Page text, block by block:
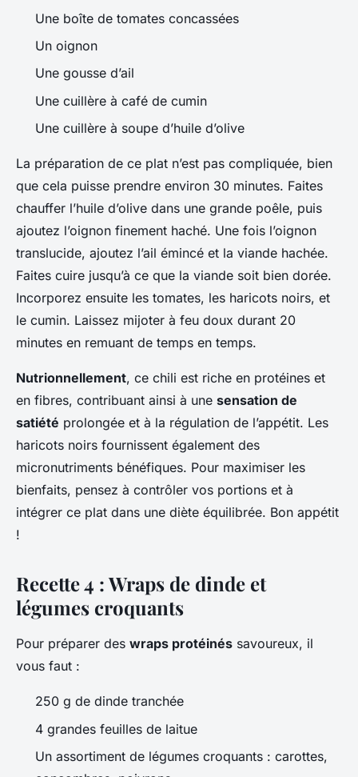
Une boîte de tomates concassées
Un oignon
Une gousse d’ail
Une cuillère à café de cumin
Une cuillère à soupe d’huile d’olive
La préparation de ce plat n’est pas compliquée, bien
que cela puisse prendre environ 30 minutes. Faites
chauffer l’huile d’olive dans une grande poêle, puis
ajoutez l’oignon finement haché. Une fois l’oignon
translucide, ajoutez l’ail émincé et la viande hachée.
Faites cuire jusqu’à ce que la viande soit bien dorée.
Incorporez ensuite les tomates, les haricots noirs, et
le cumin. Laissez mijoter à feu doux durant 20
minutes en remuant de temps en temps.
Nutrionnellement, ce chili est riche en protéines et
en fibres, contribuant ainsi à une sensation de
satiété prolongée et à la régulation de l’appétit. Les
haricots noirs fournissent également des
micronutriments bénéfiques. Pour maximiser les
bienfaits, pensez à contrôler vos portions et à
intégrer ce plat dans une diète équilibrée. Bon appétit
!
Recette 4 : Wraps de dinde et
légumes croquants
Pour préparer des wraps protéinés savoureux, il
vous faut :
250 g de dinde tranchée
4 grandes feuilles de laitue
Un assortiment de légumes croquants : carottes,